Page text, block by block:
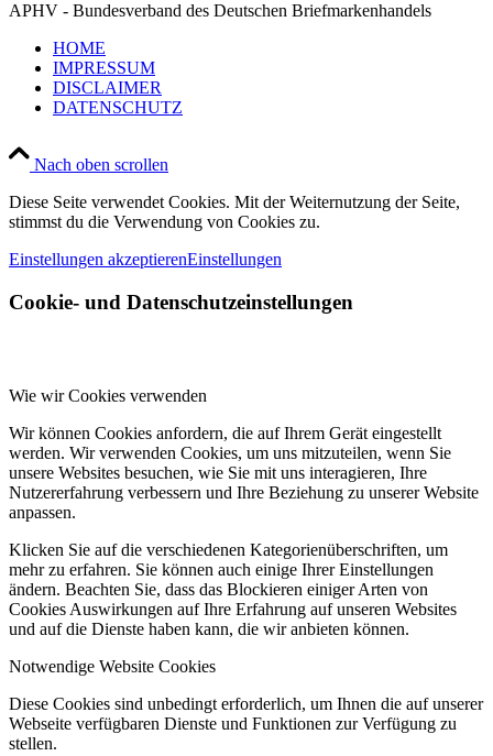
APHV - Bundesverband des Deutschen Briefmarkenhandels
HOME
IMPRESSUM
DISCLAIMER
DATENSCHUTZ
Nach oben scrollen
Diese Seite verwendet Cookies. Mit der Weiternutzung der Seite,
stimmst du die Verwendung von Cookies zu.
Einstellungen akzeptierenEinstellungen
Cookie- und Datenschutzeinstellungen
Wie wir Cookies verwenden
Wir können Cookies anfordern, die auf Ihrem Gerät eingestellt
werden. Wir verwenden Cookies, um uns mitzuteilen, wenn Sie
unsere Websites besuchen, wie Sie mit uns interagieren, Ihre
Nutzererfahrung verbessern und Ihre Beziehung zu unserer Website
anpassen.
Klicken Sie auf die verschiedenen Kategorienüberschriften, um
mehr zu erfahren. Sie können auch einige Ihrer Einstellungen
ändern. Beachten Sie, dass das Blockieren einiger Arten von
Cookies Auswirkungen auf Ihre Erfahrung auf unseren Websites
und auf die Dienste haben kann, die wir anbieten können.
Notwendige Website Cookies
Diese Cookies sind unbedingt erforderlich, um Ihnen die auf unserer
Webseite verfügbaren Dienste und Funktionen zur Verfügung zu
stellen.